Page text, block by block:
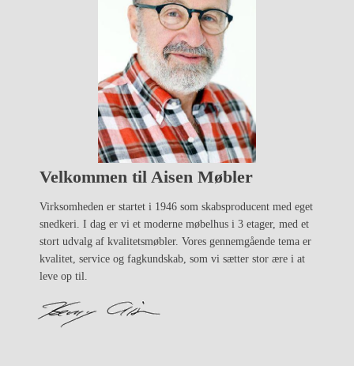
Velkommen til Aisen Møbler
Virksomheden er startet i 1946 som skabsproducent med eget
snedkeri. I dag er vi et moderne møbelhus i 3 etager, med et
stort udvalg af kvalitetsmøbler. Vores gennemgående tema er
kvalitet, service og fagkundskab, som vi sætter stor ære i at
leve op til.